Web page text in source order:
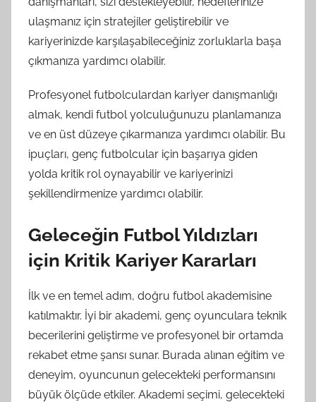
ulaşmanız için stratejiler geliştirebilir ve
kariyerinizde karşılaşabileceğiniz zorluklarla başa
çıkmanıza yardımcı olabilir.
Profesyonel futbolculardan kariyer danışmanlığı
almak, kendi futbol yolculuğunuzu planlamanıza
ve en üst düzeye çıkarmanıza yardımcı olabilir. Bu
ipuçları, genç futbolcular için başarıya giden
yolda kritik rol oynayabilir ve kariyerinizi
şekillendirmenize yardımcı olabilir.
Geleceğin Futbol Yıldızları
için Kritik Kariyer Kararları
İlk ve en temel adım, doğru futbol akademisine
katılmaktır. İyi bir akademi, genç oyunculara teknik
becerilerini geliştirme ve profesyonel bir ortamda
rekabet etme şansı sunar. Burada alınan eğitim ve
deneyim, oyuncunun gelecekteki performansını
büyük ölçüde etkiler. Akademi seçimi, gelecekteki